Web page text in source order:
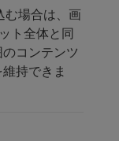
場合は、画
ト全体と同
コンテンツ
持できま